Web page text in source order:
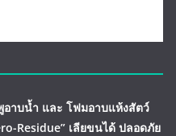
อาบน้ำ และ โฟมอาบแห้งสัตว์
Residue” เลียขนได้ ปลอดภัย